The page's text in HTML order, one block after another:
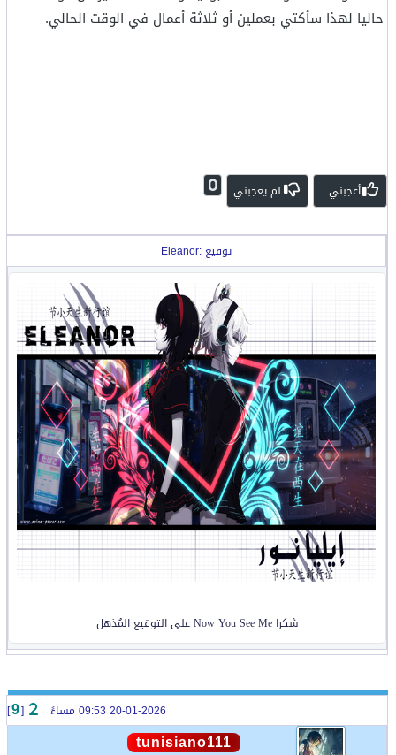
حاليا لهذا سأكتي بعملين أو ثلاثة أعمال في الوقت الحالي.
أعجبني لم يعجبني 0
توقيع :Eleanor
شكرا Now You See Me على التوقيع المُذهل
[
9
]
tunisiano111